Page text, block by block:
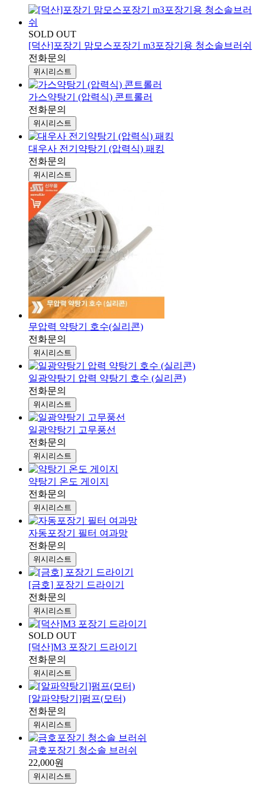
SOLD OUT
[덕산]포장기 맘모스포장기 m3포장기용 청소솔브러쉬
전화문의
위시리스트
가스약탕기 (압력식) 콘트롤러
전화문의
위시리스트
대우사 전기약탕기 (압력식) 패킹
전화문의
위시리스트
무압력 약탕기 호수(실리콘)
전화문의
위시리스트
일광약탕기 압력 약탕기 호수 (실리콘)
전화문의
위시리스트
일광약탕기 고무풍선
전화문의
위시리스트
약탕기 온도 게이지
전화문의
위시리스트
자동포장기 필터 여과망
전화문의
위시리스트
[금호] 포장기 드라이기
전화문의
위시리스트
SOLD OUT
[덕산]M3 포장기 드라이기
전화문의
위시리스트
[알파약탕기]펌프(모터)
전화문의
위시리스트
금호포장기 청소솔 브러쉬
22,000원
위시리스트